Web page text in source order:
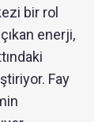
bir rol
enerji,
Fay